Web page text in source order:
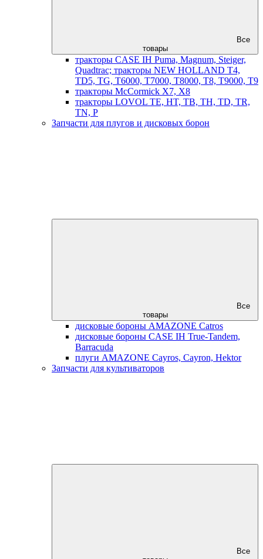
Все
товары
тракторы CASE IH Puma, Magnum, Steiger,
Quadtrac; тракторы NEW HOLLAND T4,
TD5, TG, T6000, T7000, T8000, T8, T9000, T9
тракторы McCormick X7, X8
тракторы LOVOL TE, HT, TB, TH, TD, TR,
TN, P
Запчасти для плугов и дисковых борон
Все
товары
дисковые бороны AMAZONE Catros
дисковые бороны CASE IH True-Tandem,
Barracuda
плуги AMAZONE Cayros, Cayron, Hektor
Запчасти для культиваторов
Все